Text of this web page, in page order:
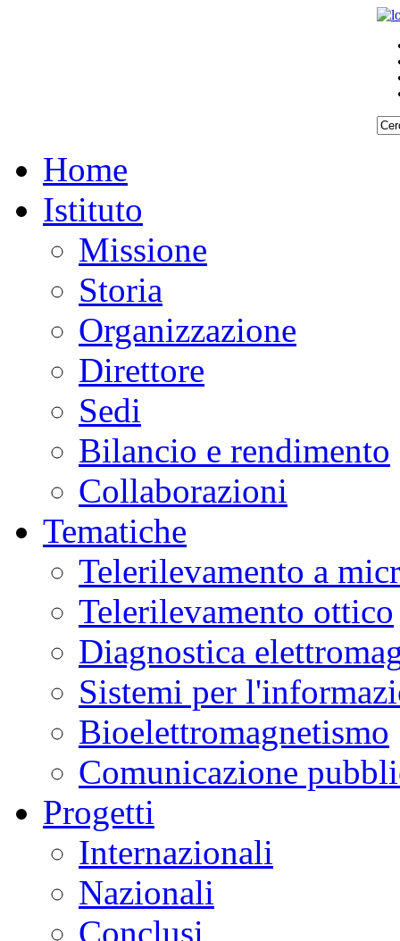
Home
Istituto
Missione
Storia
Organizzazione
Direttore
Sedi
Bilancio e rendimento
Collaborazioni
Tematiche
Telerilevamento a
Telerilevamento ottico
Diagnostica
Sistemi per
Bioelettromagnetismo
Comunicazione
Progetti
Internazionali
Nazionali
Conclusi